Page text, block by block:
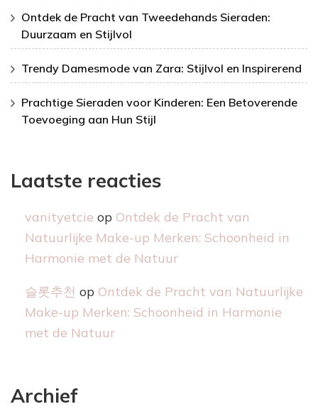
Ontdek de Pracht van Tweedehands Sieraden:
Duurzaam en Stijlvol
Trendy Damesmode van Zara: Stijlvol en Inspirerend
Prachtige Sieraden voor Kinderen: Een Betoverende
Toevoeging aan Hun Stijl
Laatste reacties
vanityetcie op Ontdek de Pracht van
Natuurlijke Make-up Merken: Schoonheid in
Harmonie met de Natuur
슬롯추천 op Ontdek de Pracht van Natuurlijke
Make-up Merken: Schoonheid in Harmonie
met de Natuur
Archief